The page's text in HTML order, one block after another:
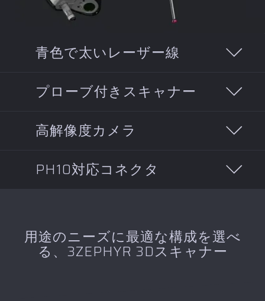
青色で太いレーザー線
Zephyr スキャナーは、青色レーザーの細かさ
により、光沢のある表面でも最適な測定精度
ン幅により、スキャン回数を減らすことで、
より迅速なスキャンが可能になります。
プローブ付きスキャナー
さらに柔軟性を高めるため、プローブを
Kreonスキャナーの真下に配置できるため、
ーを取り外す必要はありません。これによ
り、同じ測定範囲内でスキャンとプロービン
高解像度カメラ
Zephyr スキャナーに搭載された高解像度カメ
ラは、2点間の距離が最大15 µmという極めて
PH10対応コネクタ
プロセスで部品全体を検査します。また、こ
のアタッチメントはACR3オートチェンジラッ
クと組み合わせて使用することで、完全な自
用途のニーズに最適な構成を選べ
る、3ZEPHYR 3Dスキャナー